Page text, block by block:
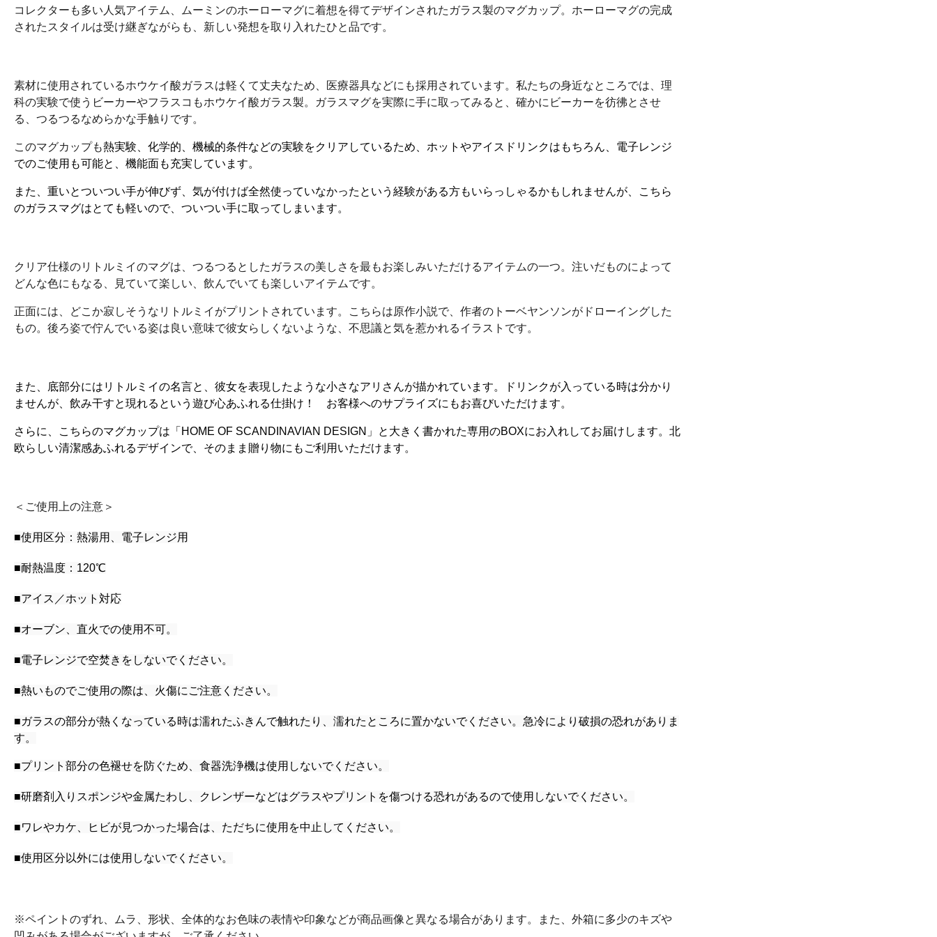
コレクターも多い人気アイテム、ムーミンのホーローマグに着想を得てデザインされたガラス製のマグカップ。ホーローマグの完成
されたスタイルは受け継ぎながらも、新しい発想を取り入れたひと品です。
素材に使用されているホウケイ酸ガラスは軽くて丈夫なため、医療器具などにも採用されています。私たちの身近なところでは、理
科の実験で使うビーカーやフラスコもホウケイ酸ガラス製。ガラスマグを実際に手に取ってみると、確かにビーカーを彷彿とさせ
る、つるつるなめらかな手触りです。
このマグカップも熱実験、化学的、機械的条件などの実験をクリアしているため、ホットやアイスドリンクはもちろん、電子レンジ
でのご使用も可能と、機能面も充実しています。
また、重いとついつい手が伸びず、気が付けば全然使っていなかったという経験がある方もいらっしゃるかもしれませんが、こちら
のガラスマグはとても軽いので、ついつい手に取ってしまいます。
クリア仕様のリトルミイのマグは、つるつるとしたガラスの美しさを最もお楽しみいただけるアイテムの一つ。注いだものによって
どんな色にもなる、見ていて楽しい、飲んでいても楽しいアイテムです。
正面には、どこか寂しそうなリトルミイがプリントされています。こちらは原作小説で、作者のトーベヤンソンがドローイングした
もの。後ろ姿で佇んでいる姿は良い意味で彼女らしくないような、不思議と気を惹かれるイラストです。
また、底部分にはリトルミイの名言と、彼女を表現したような小さなアリさんが描かれています。ドリンクが入っている時は分かり
ませんが、飲み干すと現れるという遊び心あふれる仕掛け！ お客様へのサプライズにもお喜びいただけます。
さらに、こちらのマグカップは「HOME OF SCANDINAVIAN DESIGN」と大きく書かれた専用のBOXにお入れしてお届けします。北
欧らしい清潔感あふれるデザインで、そのまま贈り物にもご利用いただけます。
＜ご使用上の注意＞
■使用区分：熱湯用、電子レンジ用
■耐熱温度：120℃
■アイス／ホット対応
■オーブン、直火での使用不可。
■電子レンジで空焚きをしないでください。
■熱いものでご使用の際は、火傷にご注意ください。
■ガラスの部分が熱くなっている時は濡れたふきんで触れたり、濡れたところに置かないでください。急冷により破損の恐れがありま
す。
■プリント部分の色褪せを防ぐため、食器洗浄機は使用しないでください。
■研磨剤入りスポンジや金属たわし、クレンザーなどはグラスやプリントを傷つける恐れがあるので使用しないでください。
■ワレやカケ、ヒビが見つかった場合は、ただちに使用を中止してください。
■使用区分以外には使用しないでください。
※ペイントのずれ、ムラ、形状、全体的なお色味の表情や印象などが商品画像と異なる場合があります。また、外箱に多少のキズや